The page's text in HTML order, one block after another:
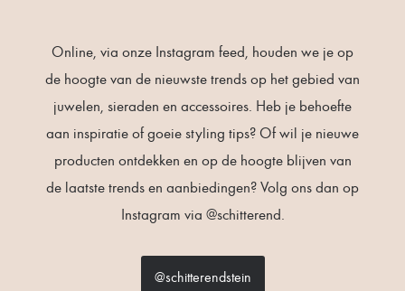
Online, via onze Instagram feed, houden we je op
de hoogte van de nieuwste trends op het gebied van
juwelen, sieraden en accessoires. Heb je behoefte
aan inspiratie of goeie styling tips? Of wil je nieuwe
producten ontdekken en op de hoogte blijven van
de laatste trends en aanbiedingen? Volg ons dan op
Instagram via @schitterend.
@schitterendstein